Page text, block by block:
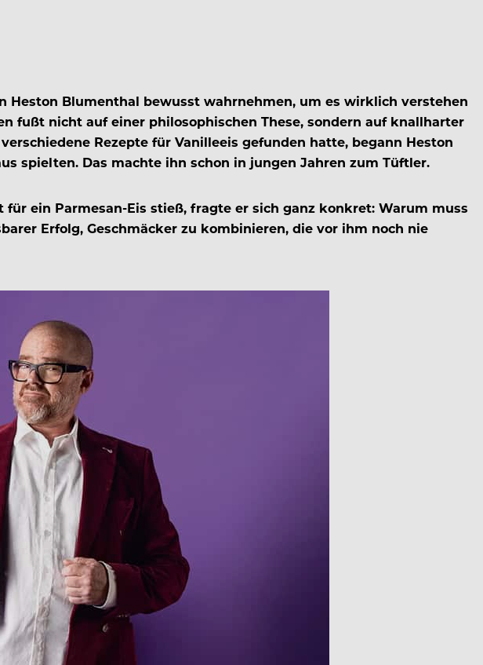
Heston Blumenthal bewusst wahrnehmen, um es wirklich verstehen
fußt nicht auf einer philosophischen These, sondern auf knallharter
Rezepte für Vanilleeis gefunden hatte, begann Heston
spielten. Das machte ihn schon in jungen Jahren zum Tüftler.
ein Parmesan-Eis stieß, fragte er sich ganz konkret: Warum muss
Erfolg, Geschmäcker zu kombinieren, die vor ihm noch nie